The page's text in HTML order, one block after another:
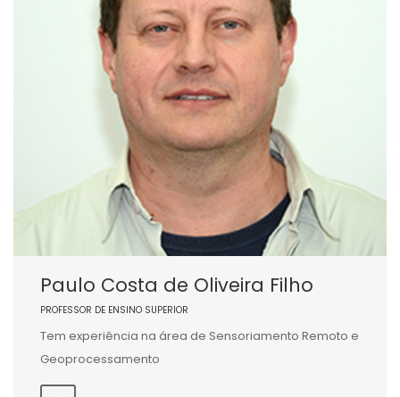
Paulo Costa de Oliveira Filho
PROFESSOR DE ENSINO SUPERIOR
Tem experiência na área de Sensoriamento Remoto e
Geoprocessamento